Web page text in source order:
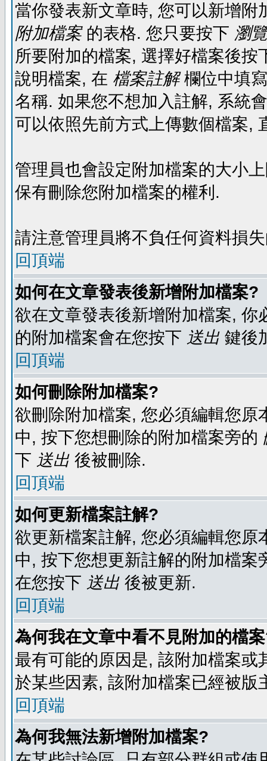
當你發表新文章時, 您可以新增
附加檔案的表格. 您只要按下 瀏
所要附加的檔案, 選擇好檔案後
說明檔案, 在 檔案註解欄位中填
名稱. 如果您不想加入註解, 系統
可以依照先前方式上傳數個檔案,
管理員也會設定附加檔案的大小
保有刪除您附加檔案的權利.
請注意管理員將不負任何資料損
回頂端
如何在文章發表後新增附加檔案?
欲在文章發表後新增附加檔案,
的附加檔案會在您按下 送出 鍵後
回頂端
如何刪除附加檔案?
欲刪除附加檔案, 您必須編輯您
中, 按下您想刪除的附加檔案旁的
下 送出 後被刪除.
回頂端
如何更新檔案註解?
欲更新檔案註解, 您必須編輯您
中, 按下您想更新註解的附加檔案
在您按下 送出 後被更新.
回頂端
為何我在文章中看不見附加的檔
最有可能的原因是, 該附加檔案
於某些因素, 該附加檔案已經被版
回頂端
為何我無法新增附加檔案?